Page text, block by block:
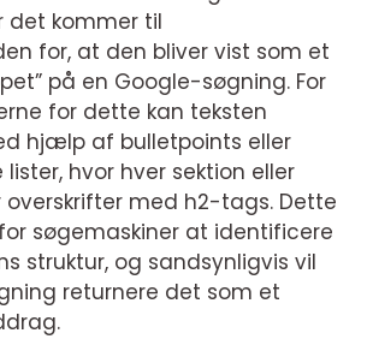
det kommer til
for, at den bliver vist som et
på en Google-søgning. For
for dette kan teksten
hjælp af bulletpoints eller
hvor hver sektion eller
med h2-tags. Dette
søgemaskiner at identificere
struktur, og sandsynligvis vil
returnere det som et